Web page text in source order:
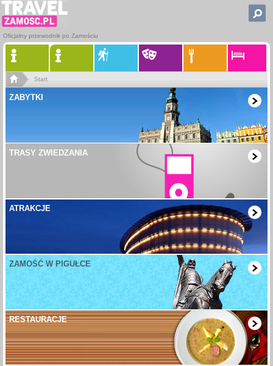
Oficjalny przewodnik po Zamościu
Start
ZABYTKI
TRASY ZWIEDZANIA
ATRAKCJE
ZAMOŚĆ W PIGUŁCE
RESTAURACJE